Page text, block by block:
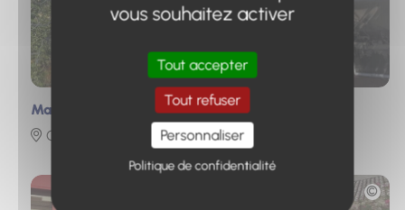
Maison Nature & Patrimoines
Castellane
Photo
vous souhaitez activer
Tout accepter
Tout refuser
Personnaliser
Politique de confidentialité